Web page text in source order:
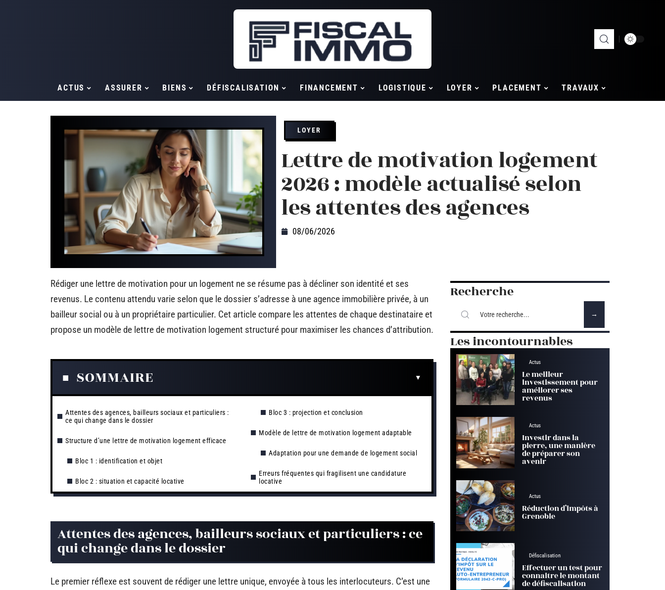
ACTUS ASSURER BIENS DÉFISCALISATION FINANCEMENT LOGISTIQUE LOYER PLACEMENT TRAVAUX
LOYER
Lettre de motivation logement
2026 : modèle actualisé selon
les attentes des agences
08/06/2026
Rédiger une lettre de motivation pour un logement ne se résume pas à décliner son identité et ses
revenus. Le contenu attendu varie selon que le dossier s’adresse à une agence immobilière privée, à un
bailleur social ou à un propriétaire particulier. Cet article compare les attentes de chaque destinataire et
propose un modèle de lettre de motivation logement structuré pour maximiser les chances d’attribution.
SOMMAIRE
Attentes des agences, bailleurs sociaux et particuliers :
ce qui change dans le dossier
Structure d’une lettre de motivation logement efficace
Bloc 1 : identification et objet
Bloc 2 : situation et capacité locative
Bloc 3 : projection et conclusion
Modèle de lettre de motivation logement adaptable
Adaptation pour une demande de logement social
Erreurs fréquentes qui fragilisent une candidature
locative
Attentes des agences, bailleurs sociaux et particuliers : ce
qui change dans le dossier
Le premier réflexe est souvent de rédiger une lettre unique, envoyée à tous les interlocuteurs. C’est une
Recherche
Les incontournables
Actus
Le meilleur
investissement pour
améliorer ses
revenus
Actus
Investir dans la
pierre, une manière
de préparer son
avenir
Actus
Réduction d’impôts à
Grenoble
Défiscalisation
Effectuer un test pour
connaitre le montant
de défiscalisation